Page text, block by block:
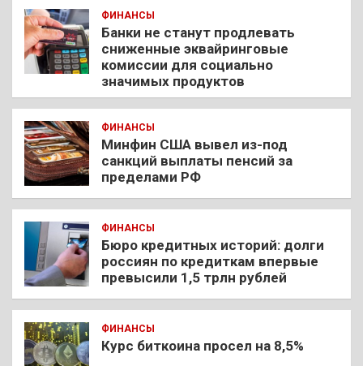
ФИНАНСЫ
Банки не станут продлевать
сниженные эквайринговые
комиссии для социально
значимых продуктов
ФИНАНСЫ
Минфин США вывел из-под
санкций выплаты пенсий за
пределами РФ
ФИНАНСЫ
Бюро кредитных историй: долги
россиян по кредиткам впервые
превысили 1,5 трлн рублей
ФИНАНСЫ
Курс биткоина просел на 8,5%